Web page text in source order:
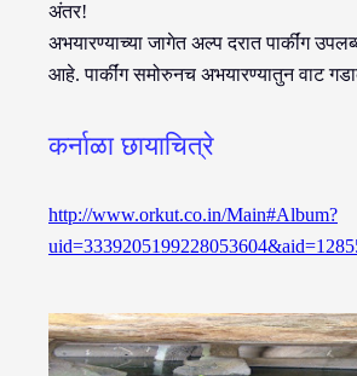
अंतर!
अभयारण्याच्या जागेत अल्प दरात पार्कींग
आहे. पार्कींग समोरुनच अभयारण्यातुन वाट
कर्नाळा छायाचित्रे
http://www.orkut.co.in/Main#Album?